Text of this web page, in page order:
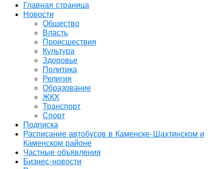
Главная страница
Новости
Общество
Власть
Происшествия
Культура
Здоровье
Политика
Религия
Образование
ЖКХ
Транспорт
Спорт
Подписка
Расписание автобусов в Каменске-Шахтинском и
Каменском районе
Частные объявления
Бизнес-новости